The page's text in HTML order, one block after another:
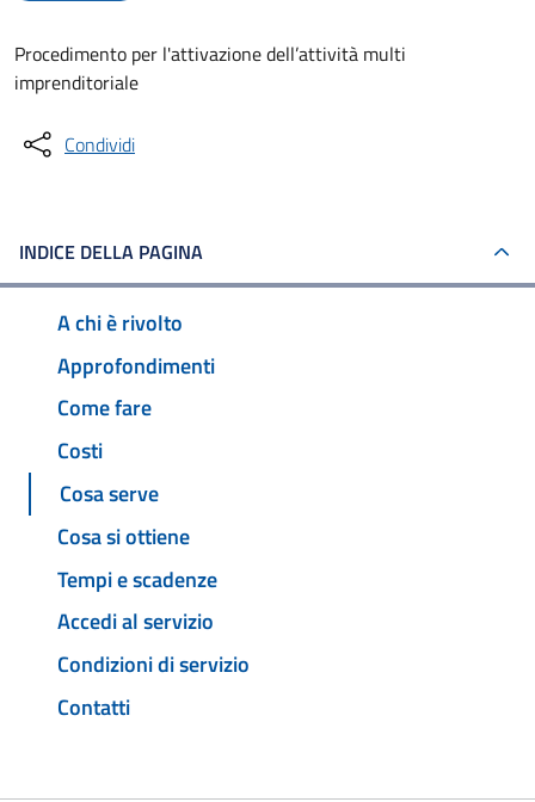
Procedimento per l'attivazione dell’attività multi
imprenditoriale
Condividi
INDICE DELLA PAGINA
A chi è rivolto
Approfondimenti
Come fare
Costi
Cosa serve
Cosa si ottiene
Tempi e scadenze
Accedi al servizio
Condizioni di servizio
Contatti